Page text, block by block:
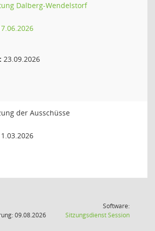
Dalberg-Wendelstorf
23.09.2026
der Ausschüsse
09.08.2026
Software:
SitzungsdienstSession(Wird in